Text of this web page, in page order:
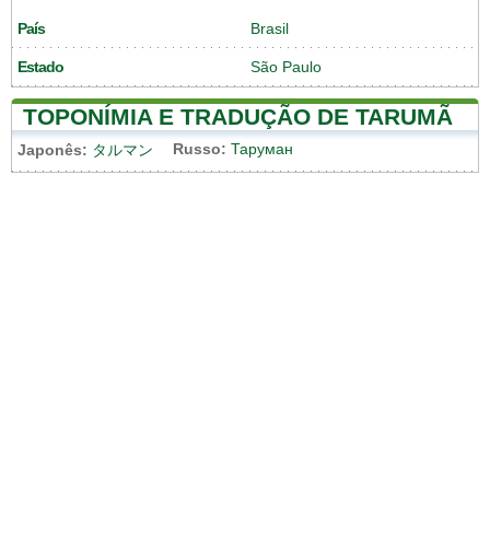
País Brasil
Estado São Paulo
TOPONÍMIA E TRADUÇÃO DE TARUMÃ
Japonês: タルマン Russo: Таруман